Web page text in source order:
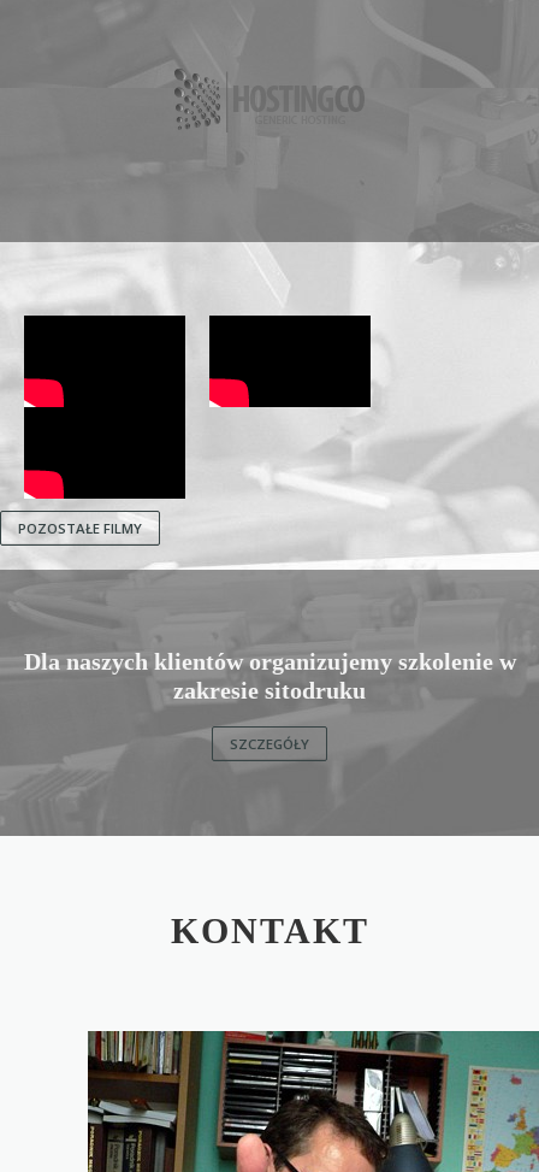
POZOSTAŁE FILMY
Dla naszych klientów organizujemy szkolenie w
zakresie sitodruku
SZCZEGÓŁY
KONTAKT